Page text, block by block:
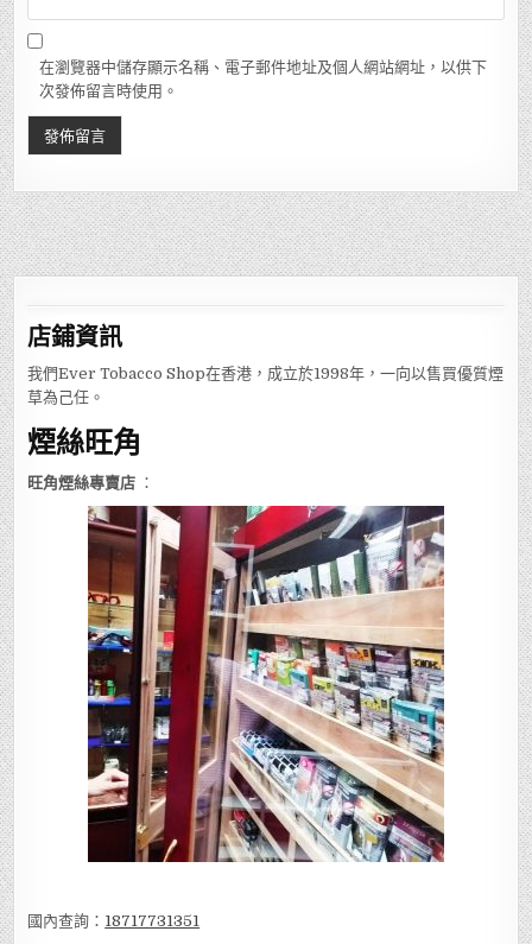
在瀏覽器中儲存顯示名稱、電子郵件地址及個人網站網址，以供下
次發佈留言時使用。
店鋪資訊
我們Ever Tobacco Shop在香港，成立於1998年，一向以售買優質煙
草為己任。
煙絲旺角
旺角煙絲專賣店 ：
國內查詢： 18717731351